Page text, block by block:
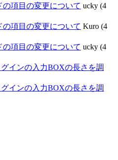
項目の変更について ucky (4
項目の変更について Kuro (4
項目の変更について ucky (4
グインの入力BOXの長さを調
グインの入力BOXの長さを調